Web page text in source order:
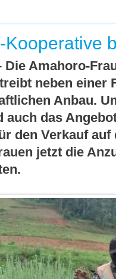
Kooperative
Die Amahoro-
neben einer
Anbau.
auch das
den Verkauf
jetzt die